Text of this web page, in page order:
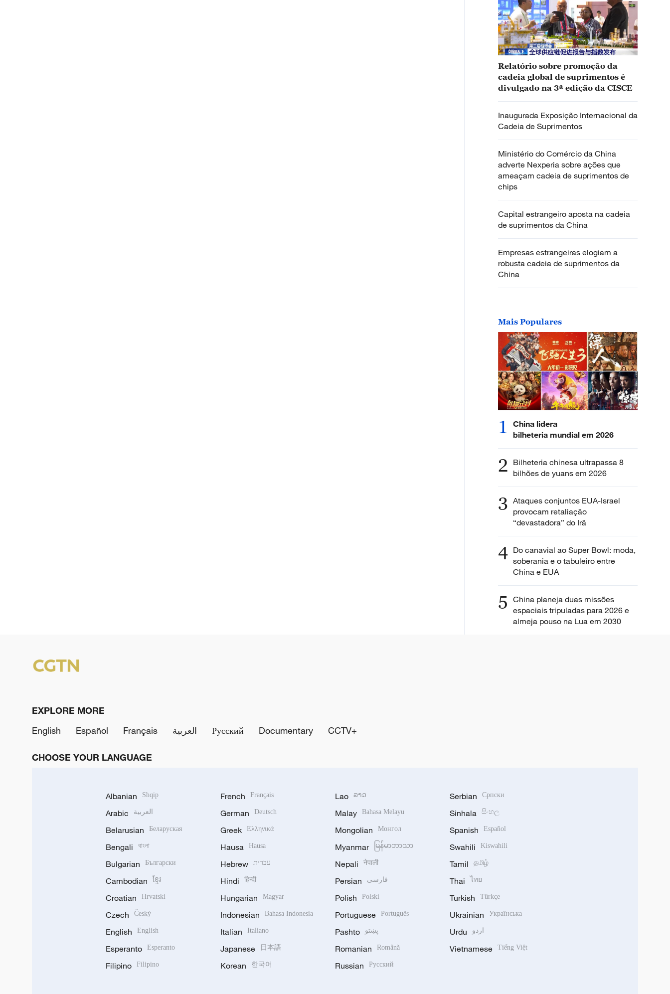
Relatório sobre promoção da
cadeia global de suprimentos é
divulgado na 3ª edição da CISCE
Inaugurada Exposição Internacional da
Cadeia de Suprimentos
Ministério do Comércio da China
adverte Nexperia sobre ações que
ameaçam cadeia de suprimentos de
chips
Capital estrangeiro aposta na cadeia
de suprimentos da China
Empresas estrangeiras elogiam a
robusta cadeia de suprimentos da
China
Mais Populares
1
China lidera
bilheteria mundial em 2026
2 Bilheteria chinesa ultrapassa 8
bilhões de yuans em 2026
3 Ataques conjuntos EUA-Israel
provocam retaliação
“devastadora” do Irã
4 Do canavial ao Super Bowl: moda,
soberania e o tabuleiro entre
China e EUA
5 China planeja duas missões
espaciais tripuladas para 2026 e
almeja pouso na Lua em 2030
EXPLORE MORE
English
Español Français العربية Русский Documentary CCTV+
CHOOSE YOUR LANGUAGE
Albanian Shqip
Arabic العربية
Belarusian Беларуская
Bengali বাংলা
Bulgarian Български
Cambodian ខ្មែរ
Croatian Hrvatski
Czech Český
English English
Esperanto Esperanto
Filipino Filipino
French Français
German Deutsch
Greek Ελληνικά
Hausa Hausa
Hebrew עברית
Hindi हिन्दी
Hungarian Magyar
Indonesian Bahasa Indonesia
Italian Italiano
Japanese 日本語
Korean 한국어
Lao ລາວ
Malay Bahasa Melayu
Mongolian Монгол
Myanmar မြန်မာဘာသာ
Nepali नेपाली
Persian فارسی
Polish Polski
Portuguese Português
Pashto پښتو
Romanian Română
Russian Русский
Serbian Српски
Sinhala සිංහල
Spanish Español
Swahili Kiswahili
Tamil தமிழ்
Thai ไทย
Turkish Türkçe
Ukrainian Українська
Urdu اردو
Vietnamese Tiếng Việt